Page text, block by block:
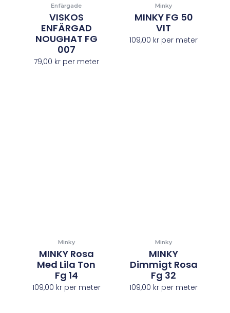
Enfärgade
VISKOS
ENFÄRGAD
NOUGHAT FG
007
79,00 krper meter
Minky
MINKY FG 50
VIT
109,00 kr per meter
Minky
MINKY Rosa
Med Lila Ton
Fg 14
109,00 krper meter
Minky
MINKY
Dimmigt Rosa
Fg 32
109,00 kr per meter